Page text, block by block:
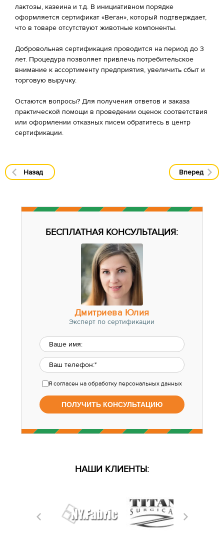
лактозы, казеина и т.д. В инициативном порядке
оформляется сертификат «Веган», который подтверждает,
что в товаре отсутствуют животные компоненты.
Добровольная сертификация проводится на период до 3
лет. Процедура позволяет привлечь потребительское
внимание к ассортименту предприятия, увеличить сбыт и
торговую выручку.
Остаются вопросы? Для получения ответов и заказа
практической помощи в проведении оценок соответствия
или оформлении отказных писем обратитесь в центр
сертификации.
Назад Вперед
БЕСПЛАТНАЯ КОНСУЛЬТАЦИЯ:
Дмитриева Юлия
Эксперт по сертификации
Я согласен на обработку персональных данных
НАШИ КЛИЕНТЫ: